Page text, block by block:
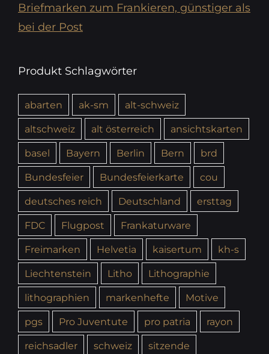
Briefmarken zum Frankieren, günstiger als
bei der Post
Produkt Schlagwörter
abarten ak-sm
alt-schweiz
altschweiz
alt österreich
ansichtskarten
basel
Bayern Berlin Bern
brd
Bundesfeier
Bundesfeierkarte
cou
deutsches reich
Deutschland
ersttag
FDC
Flugpost
Frankaturware
Freimarken
Helvetia kaisertum
kh-s
Liechtenstein
Litho
Lithographie
lithographien
markenhefte
Motive
pgs
Pro Juventute pro patria
rayon
reichsadler
schweiz
sitzende